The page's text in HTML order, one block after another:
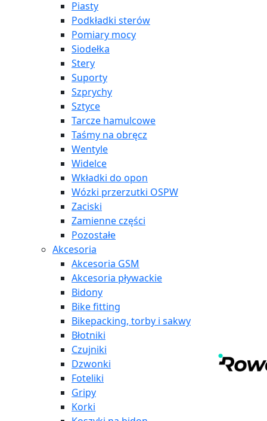
Piasty
Podkładki sterów
Pomiary mocy
Siodełka
Stery
Suporty
Szprychy
Sztyce
Tarcze hamulcowe
Taśmy na obręcz
Wentyle
Widelce
Wkładki do opon
Wózki przerzutki OSPW
Zaciski
Zamienne części
Pozostałe
Akcesoria
Akcesoria GSM
Akcesoria pływackie
Bidony
Bike fitting
Bikepacking, torby i sakwy
Błotniki
Czujniki
Dzwonki
Foteliki
Gripy
Korki